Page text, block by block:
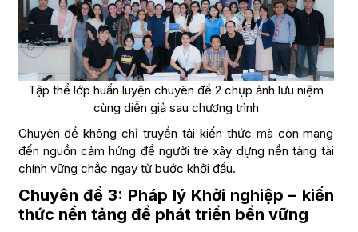
Tập thể lớp huấn luyện chuyên đề 2 chụp ảnh lưu niệm
cùng diễn giả sau chương trình
Chuyên đề không chỉ truyền tải kiến thức mà còn mang
đến nguồn cảm hứng để người trẻ xây dựng nền tảng tài
chính vững chắc ngay từ bước khởi đầu.
Chuyên đề 3: Pháp lý Khởi nghiệp – kiến
thức nền tảng để phát triển bền vững